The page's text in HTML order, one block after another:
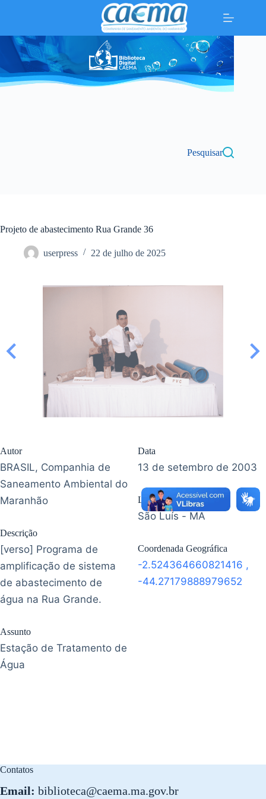
conteúdo
Pesquisar
Projeto de abastecimento Rua Grande 36
userpress 22 de julho de 2025
Autor
BRASIL, Companhia de
Saneamento Ambiental do
Maranhão
Descrição
[verso] Programa de
amplificação de sistema
de abastecimento de
água na Rua Grande.
Assunto
Estação de Tratamento de
Água
Data
13 de setembro de 2003
Localização
São Luís - MA
Coordenada Geográfica
-2.524364660821416 ,
-44.27179888979652
Contatos
Email: biblioteca@caema.ma.gov.br